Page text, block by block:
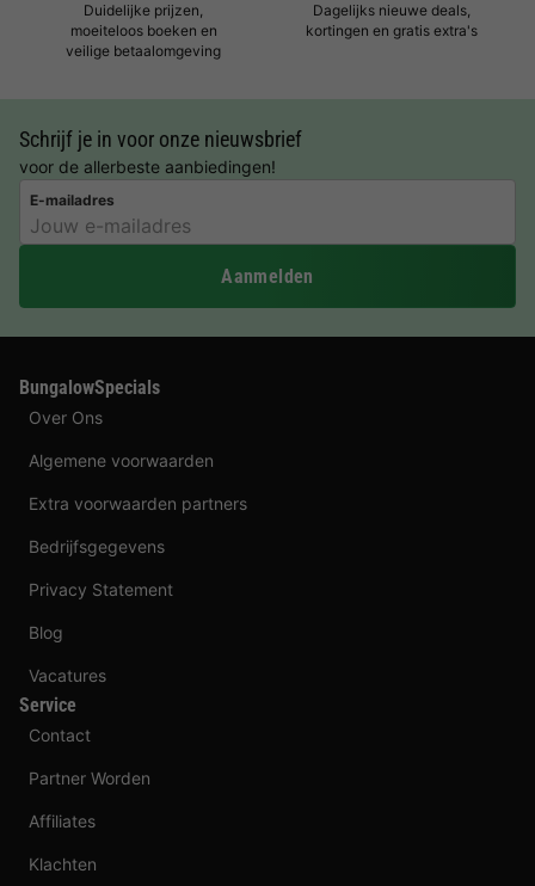
Duidelijke prijzen,
moeiteloos boeken en
veilige betaalomgeving
Dagelijks nieuwe deals,
kortingen en gratis extra's
Schrijf je in voor onze nieuwsbrief
voor de allerbeste aanbiedingen!
E-mailadres
Aanmelden
BungalowSpecials
Over Ons
Algemene voorwaarden
Extra voorwaarden partners
Bedrijfsgegevens
Privacy Statement
Blog
Vacatures
Service
Contact
Partner Worden
Affiliates
Klachten